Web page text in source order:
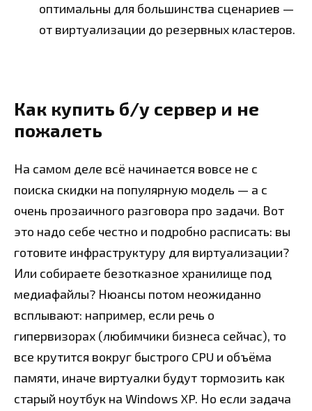
оптимальны для большинства сценариев —
от виртуализации до резервных кластеров.
Как купить б/у сервер и не
пожалеть
На самом деле всё начинается вовсе не с
поиска скидки на популярную модель — а с
очень прозаичного разговора про задачи. Вот
это надо себе честно и подробно расписать: вы
готовите инфраструктуру для виртуализации?
Или собираете безотказное хранилище под
медиафайлы? Нюансы потом неожиданно
всплывают: например, если речь о
гипервизорах (любимчики бизнеса сейчас), то
все крутится вокруг быстрого CPU и объёма
памяти, иначе виртуалки будут тормозить как
старый ноутбук на Windows XP. Но если задача